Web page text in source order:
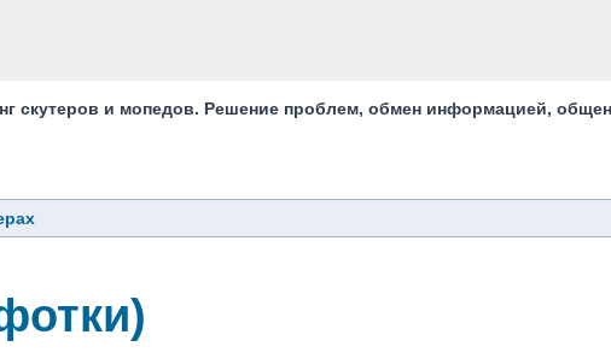
скутеров и мопедов. Решение проблем, обмен информацией,